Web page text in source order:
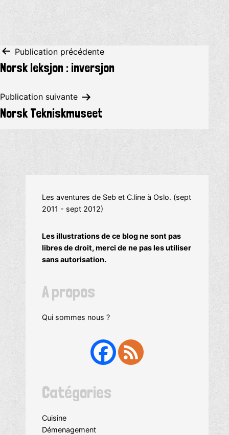
Navigation
de
l’article
Publication précédente
Norsk leksjon : inversjon
Publication suivante
Norsk Tekniskmuseet
Les aventures de Seb et C.line à Oslo. (sept
2011 - sept 2012)
Les illustrations de ce blog ne sont pas
libres de droit, merci de ne pas les utiliser
sans autorisation.
A propos
Qui sommes nous ?
Catégories
Cuisine
Démenagement